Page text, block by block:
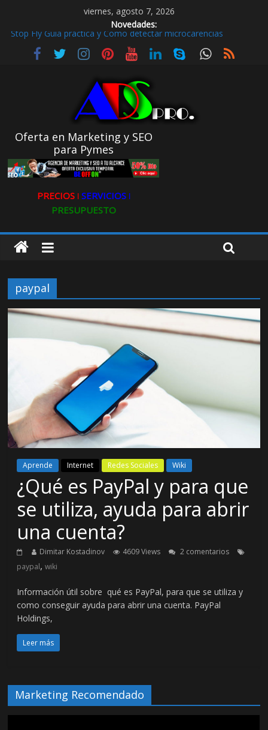
viernes, agosto 7, 2026
Novedades:
Stop Fly Guía práctica y Cómo detectar microcarencias
De hobby a referencia. La historia de Ultravioleta Radio y su
impacto en el mundo digital
Radio Taxi Aljarafe o Descubre el Servicio Esencial de Movilidad
Maximiza la Visibilidad de tu Clínica Dental en Directorios
Oferta en Marketing y SEO
para Pymes
PRECIOS ǀ SERVICIOS ǀ
PRESUPUESTO
paypal
Aprende Internet Redes Sociales Wiki
¿Qué es PayPal y para que
se utiliza, ayuda para abrir
una cuenta?
Dimitar Kostadinov 4609 Views
2 comentarios
paypal,wiki
Información útil sobre qué es PayPal, para que se utiliza y
como conseguir ayuda para abrir una cuenta. PayPal
Holdings,
Leer más
Marketing Recomendado